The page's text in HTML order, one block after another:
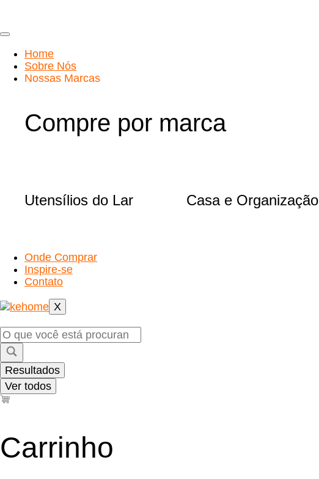
o
Home
Sobre Nós
Nossas Marcas
Compre por marca
Utensílios do Lar Casa e Organização
Onde Comprar
Inspire-se
Contato
X
Pesquisar
...
Resultados
Ver todos
Carrinho